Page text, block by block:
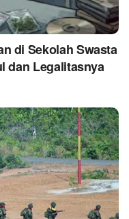
di Sekolah Swasta
dan Legalitasnya